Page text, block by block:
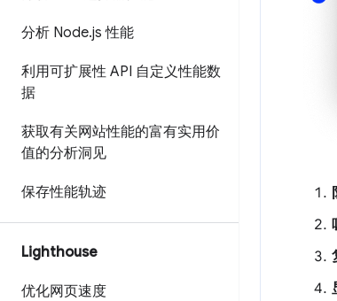
分析 Node.js 性能
利用可扩展性 API 自定义性能数
据
获取有关网站性能的富有实用价
值的分析洞见
保存性能轨迹
Lighthouse
优化网页速度